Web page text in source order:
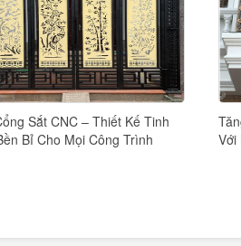
Sắt CNC – Thiết Kế Tinh
Bỉ Cho Mọi Công Trình
Với